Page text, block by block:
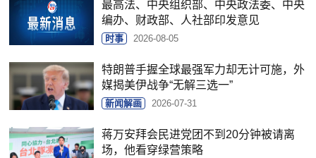
最高法、中央组织部、中央政法委、中央
编办、财政部、人社部印发意见
时事 2026-08-05
特朗普手握全球最强军力却无计可施，外
媒揭美伊战争“无解三选一”
新闻解画 2026-07-31
蒋万安拜会民进党团不到20分钟被请离
场，他看穿绿营策略